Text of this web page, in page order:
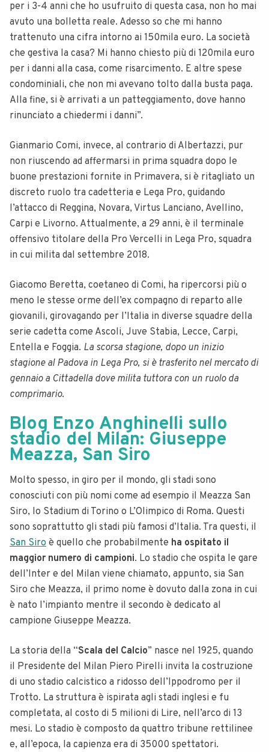
per i 3-4 anni che ho usufruito di questa casa, non ho mai
avuto una bolletta reale. Adesso so che mi hanno
trattenuto una cifra intorno ai 150mila euro. La società
che gestiva la casa? Mi hanno chiesto più di 120mila euro
per i danni alla casa, come risarcimento. E altre spese
condominiali, che non mi avevano tolto dalla busta paga.
Alla fine, si è arrivati a un patteggiamento, dove hanno
rinunciato a chiedermi i danni”.
Gianmario Comi, invece, al contrario di Albertazzi, pur
non riuscendo ad affermarsi in prima squadra dopo le
buone prestazioni fornite in Primavera, si è ritagliato un
discreto ruolo tra cadetteria e Lega Pro, guidando
l’attacco di Reggina, Novara, Virtus Lanciano, Avellino,
Carpi e Livorno. Attualmente, a 29 anni, è il terminale
offensivo titolare della Pro Vercelli in Lega Pro, squadra
in cui milita dal settembre 2018.
Giacomo Beretta, coetaneo di Comi, ha ripercorsi più o
meno le stesse orme dell’ex compagno di reparto alle
giovanili, girovagando per l’Italia in diverse squadre della
serie cadetta come Ascoli, Juve Stabia, Lecce, Carpi,
Entella e Foggia. La scorsa stagione, dopo un inizio
stagione al Padova in Lega Pro, si è trasferito nel mercato di
gennaio a Cittadella dove milita tuttora con un ruolo da
comprimario.
Blog Enzo Anghinelli sullo
stadio del Milan: Giuseppe
Meazza, San Siro
Molto spesso, in giro per il mondo, gli stadi sono
conosciuti con più nomi come ad esempio il Meazza San
Siro, lo Stadium di Torino o L’Olimpico di Roma. Questi
sono soprattutto gli stadi più famosi d’Italia. Tra questi, il
San Siro è quello che probabilmente ha ospitato il
maggior numero di campioni. Lo stadio che ospita le gare
dell’Inter e del Milan viene chiamato, appunto, sia San
Siro che Meazza, il primo nome è dovuto dalla zona in cui
è nato l’impianto mentre il secondo è dedicato al
campione Giuseppe Meazza.
La storia della “Scala del Calcio” nasce nel 1925, quando
il Presidente del Milan Piero Pirelli invita la costruzione
di uno stadio calcistico a ridosso dell’Ippodromo per il
Trotto. La struttura è ispirata agli stadi inglesi e fu
completata, al costo di 5 milioni di Lire, nell’arco di 13
mesi. Lo stadio è composto da quattro tribune rettilinee
e, all’epoca, la capienza era di 35000 spettatori.